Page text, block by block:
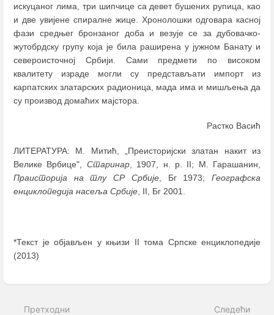
искуцаног лима, три шипчице са девет бушених рупица, као
и две увијене спиралне жице. Хронолошки одговара касној
фази средњег бронзаног доба и везује се за дубовачко-
жутобрдску групу која је била раширена у јужном Банату и
североисточној Србији. Сами предмети по високом
квалитету израде могли су представљати импорт из
карпатских златарских радионица, мада има и мишљења да
су производ домаћих мајстора.
Растко Васић
ЛИТЕРАТУРА: М. Митић, „Преисторијски златан накит из
Велике Врбице", Старинар, 1907, н. р. II; М. Гарашанин,
Праисторија на тлу СР Србије, Бг 1973;Географска
енциклопедија насеља Србије, II, Бг 2001.
*Текст је објављен у књизи II тома Српске енциклопедије
(2013)
mode
Претходни Следећи